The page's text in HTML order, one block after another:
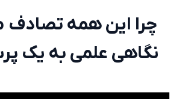
چرا این همه تصادف
نگاهی علمی به یک